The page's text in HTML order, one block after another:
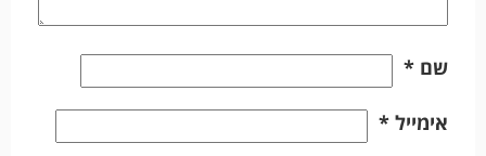
שם *
אימייל *